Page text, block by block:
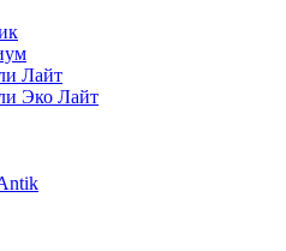
Лайт
Эко Лайт